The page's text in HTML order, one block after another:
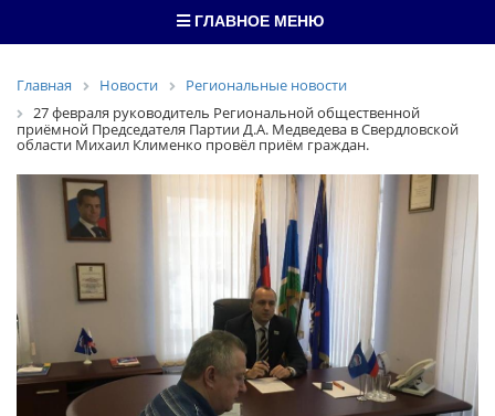
ГЛАВНОЕ МЕНЮ
Главная Новости
Региональные новости
27 февраля руководитель Региональной общественной
приёмной Председателя Партии Д.А. Медведева в Свердловской
области Михаил Клименко провёл приём граждан.